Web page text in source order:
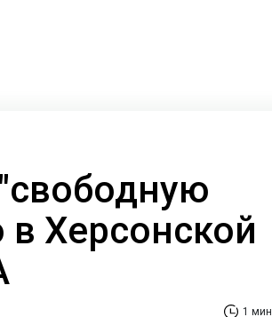
в Херсонской
1 мин